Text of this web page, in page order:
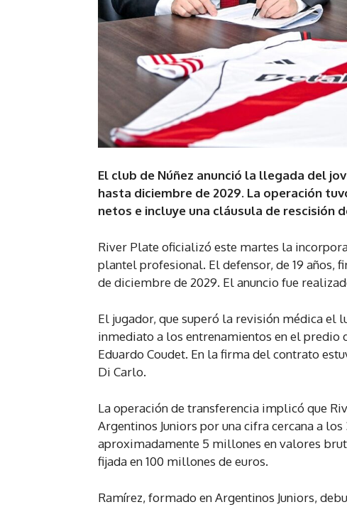
El club de Núñez anunció la llegada del
hasta diciembre de 2029. La operación
netos e incluye una cláusula de rescisión
River Plate oficializó este martes la
plantel profesional. El defensor, de 19 años,
de diciembre de 2029. El anuncio fue
El jugador, que superó la revisión médica el
inmediato a los entrenamientos en el predio
Eduardo Coudet. En la firma del contrato
Di Carlo.
La operación de transferencia implicó que
Argentinos Juniors por una cifra cercana a
aproximadamente 5 millones en valores
fijada en 100 millones de euros.
Ramírez, formado en Argentinos Juniors,